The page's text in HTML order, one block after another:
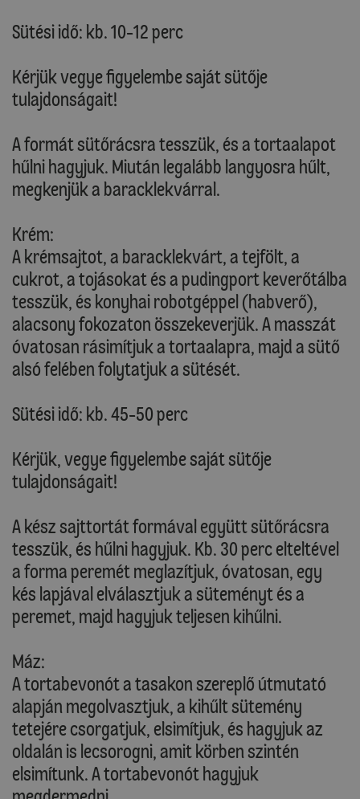
Sütési idő: kb. 10-12 perc
Kérjük vegye figyelembe saját sütője
tulajdonságait!
A formát sütőrácsra tesszük, és a tortaalapot
hűlni hagyjuk. Miután legalább langyosra hűlt,
megkenjük a baracklekvárral.
Krém:
A krémsajtot, a baracklekvárt, a tejfölt, a
cukrot, a tojásokat és a pudingport keverőtálba
tesszük, és konyhai robotgéppel (habverő),
alacsony fokozaton összekeverjük. A masszát
óvatosan rásimítjuk a tortaalapra, majd a sütő
alsó felében folytatjuk a sütését.
Sütési idő: kb. 45-50 perc
Kérjük, vegye figyelembe saját sütője
tulajdonságait!
A kész sajttortát formával együtt sütőrácsra
tesszük, és hűlni hagyjuk. Kb. 30 perc elteltével
a forma peremét meglazítjuk, óvatosan, egy
kés lapjával elválasztjuk a süteményt és a
peremet, majd hagyjuk teljesen kihűlni.
Máz:
A tortabevonót a tasakon szereplő útmutató
alapján megolvasztjuk, a kihűlt sütemény
tetejére csorgatjuk, elsimítjuk, és hagyjuk az
oldalán is lecsorogni, amit körben szintén
elsimítunk. A tortabevonót hagyjuk